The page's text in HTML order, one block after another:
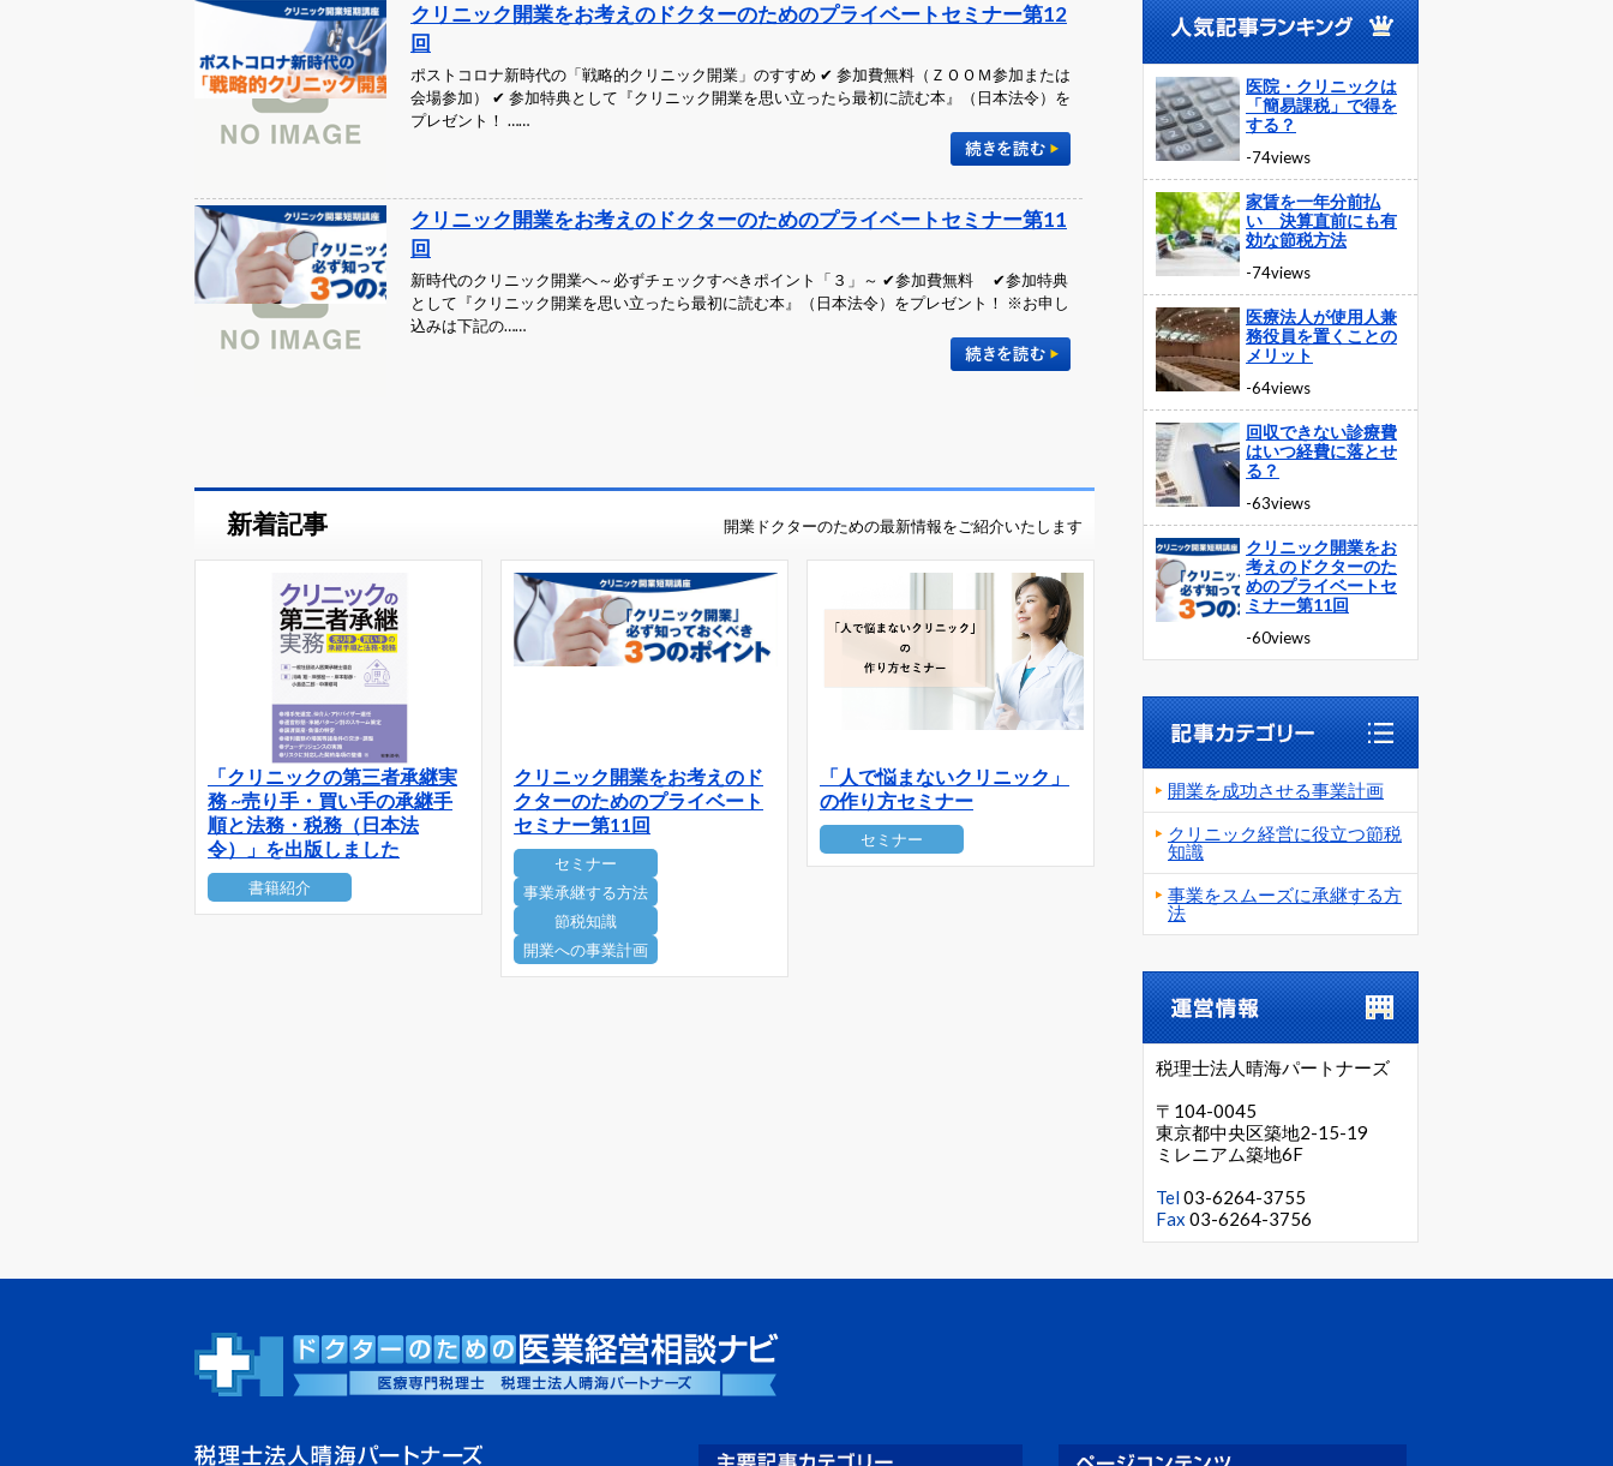
クリニック開業をお考えのドクターのためのプライベートセミナー第12
回
ポストコロナ新時代の「戦略的クリニック開業」のすすめ ✔ 参加費無料（ＺＯＯＭ参加または
会場参加） ✔ 参加特典として『クリニック開業を思い立ったら最初に読む本』（日本法令）を
プレゼント！ ……
クリニック開業をお考えのドクターのためのプライベートセミナー第11
回
新時代のクリニック開業へ～必ずチェックすべきポイント「３」～ ✔参加費無料 ✔参加特典
として『クリニック開業を思い立ったら最初に読む本』（日本法令）をプレゼント！ ※お申し
込みは下記の……
新着記事 開業ドクターのための最新情報をご紹介いたします
「クリニックの第三者承継実
務 ~売り手・買い手の承継手
順と法務・税務（日本法
令）」を出版しました
書籍紹介
クリニック開業をお考えのド
クターのためのプライベート
セミナー第11回
セミナー
事業承継する方法
節税知識
開業への事業計画
「人で悩まないクリニック」
の作り方セミナー
セミナー
医院・クリニックは
「簡易課税」で得を
する？
-74views
家賃を一年分前払
い 決算直前にも有
効な節税方法
-74views
医療法人が使用人兼
務役員を置くことの
メリット
-64views
回収できない診療費
はいつ経費に落とせ
る？
-63views
クリニック開業をお
考えのドクターのた
めのプライベートセ
ミナー第11回
-60views
開業を成功させる事業計画
クリニック経営に役立つ節税
知識
事業をスムーズに承継する方
法
税理士法人晴海パートナーズ
〒104-0045
東京都中央区築地2-15-19
ミレニアム築地6F
Tel03-6264-3755
Fax 03-6264-3756